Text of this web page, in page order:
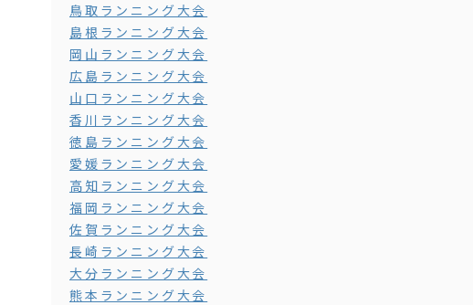
鳥取ランニング大会
島根ランニング大会
岡山ランニング大会
広島ランニング大会
山口ランニング大会
香川ランニング大会
徳島ランニング大会
愛媛ランニング大会
高知ランニング大会
福岡ランニング大会
佐賀ランニング大会
長崎ランニング大会
大分ランニング大会
熊本ランニング大会